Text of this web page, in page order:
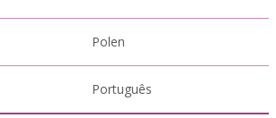
Polen
Português